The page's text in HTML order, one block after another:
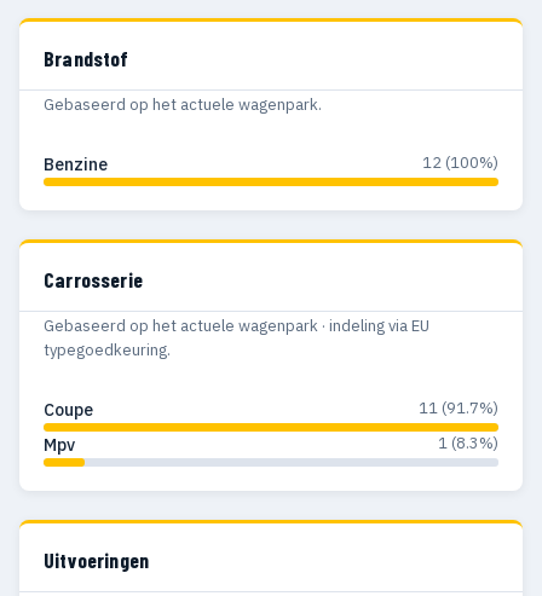
Brandstof
Gebaseerd op het actuele wagenpark.
Benzine 12 (100%)
Carrosserie
Gebaseerd op het actuele wagenpark · indeling via EU
typegoedkeuring.
Coupe 11 (91.7%)
Mpv 1 (8.3%)
Uitvoeringen